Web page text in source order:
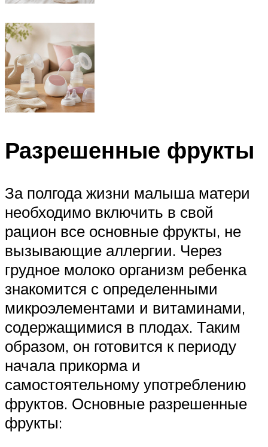
Разрешенные фрукты
За полгода жизни малыша матери
необходимо включить в свой
рацион все основные фрукты, не
вызывающие аллергии. Через
грудное молоко организм ребенка
знакомится с определенными
микроэлементами и витаминами,
содержащимися в плодах. Таким
образом, он готовится к периоду
начала прикорма и
самостоятельному употреблению
фруктов. Основные разрешенные
фрукты: